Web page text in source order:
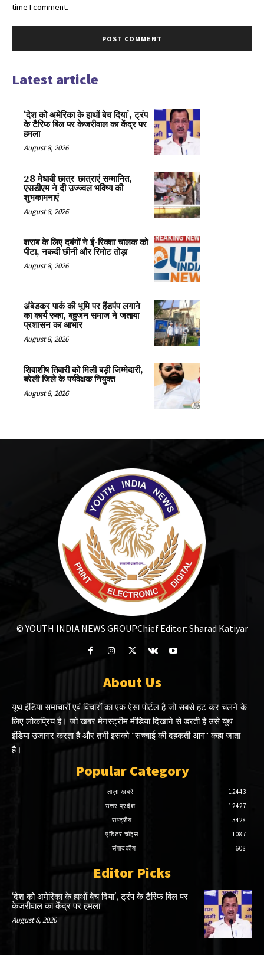
time I comment.
Latest article
‘देश को अमेरिका के हाथों बेच दिया’, ट्रंप
के टैरिफ बिल पर केजरीवाल का केंद्र पर
हमला
August 8, 2026
28 मेधावी छात्र-छात्राएं सम्मानित,
एसडीएम ने दी उज्ज्वल भविष्य की
शुभकामनाएं
August 8, 2026
शराब के लिए दबंगों ने ई-रिक्शा चालक को
पीटा, नकदी छीनी और रिमोट तोड़ा
August 8, 2026
अंबेडकर पार्क की भूमि पर हैंडपंप लगाने
का कार्य रुका, बहुजन समाज ने जताया
प्रशासन का आभार
August 8, 2026
शिवाशीष तिवारी को मिली बड़ी जिम्मेदारी,
बरेली जिले के पर्यवेक्षक नियुक्त
August 8, 2026
© YOUTH INDIA NEWS GROUPChief Editor: Sharad Katiyar
About Us
यूथ इंडिया समाचारों एवं विचारों का एक ऐसा पोर्टल है जो सबसे हट कर चलने के
लिए लोकप्रिय है। जो खबर मेनस्ट्रीम मीडिया दिखाने से डरती है उसे यूथ
इंडिया उजागर करता है और तभी इसको "सच्चाई की दहकती आग" कहा जाता
है।
Popular Category
ताज़ा खबरें
12443
उत्तर प्रदेश
12427
राष्ट्रीय
3428
एडिटर चॉइस
1087
संपादकीय
608
Editor Picks
‘देश को अमेरिका के हाथों बेच दिया’, ट्रंप के टैरिफ बिल पर
केजरीवाल का केंद्र पर हमला
August 8, 2026